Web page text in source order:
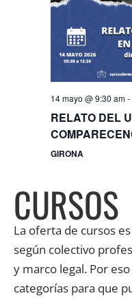
14 mayo @ 9:30 am-
RELATO DEL
GIRONA
CURSOS
La oferta de cursos
según colectivo
y marco legal. Por
categorías para que